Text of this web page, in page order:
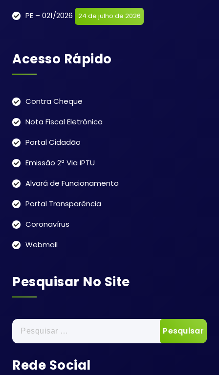
PE – 021/2026 24 de julho de 2026
Acesso Rápido
Contra Cheque
Nota Fiscal Eletrônica
Portal Cidadão
Emissão 2ª Via IPTU
Alvará de Funcionamento
Portal Transparência
Coronavírus
Webmail
Pesquisar No Site
Pesquisar
por:
Rede Social